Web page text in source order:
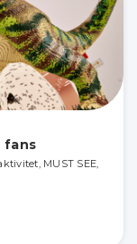
fans
MUST SEE,